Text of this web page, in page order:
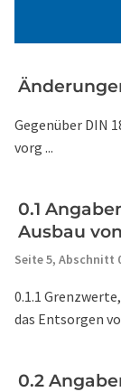
Gegenüber DIN
vorg ...
0.1
Ausbau
Seite 5, Abschnitt
0.1.1
das Entsorgen
0.2